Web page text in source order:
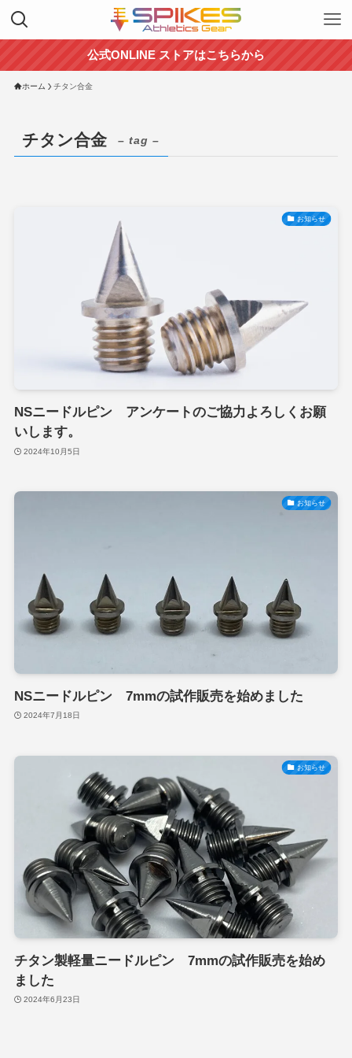
公式ONLINE ストアはこちらから
ホーム チタン合金
チタン合金 – tag –
お知らせ
NSニードルピン アンケートのご協力よろしくお願
いします。
2024年10月5日
お知らせ
NSニードルピン 7mmの試作販売を始めました
2024年7月18日
お知らせ
チタン製軽量ニードルピン 7mmの試作販売を始め
ました
2024年6月23日